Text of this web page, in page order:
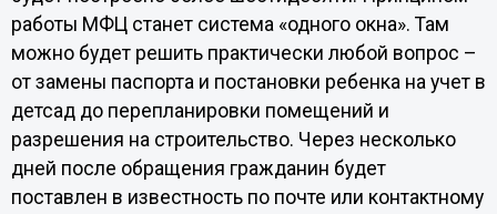
работы МФЦ станет система «одного окна». Там
можно будет решить практически любой вопрос –
от замены паспорта и постановки ребенка на учет в
детсад до перепланировки помещений и
разрешения на строительство. Через несколько
дней после обращения гражданин будет
поставлен в известность по почте или контактному